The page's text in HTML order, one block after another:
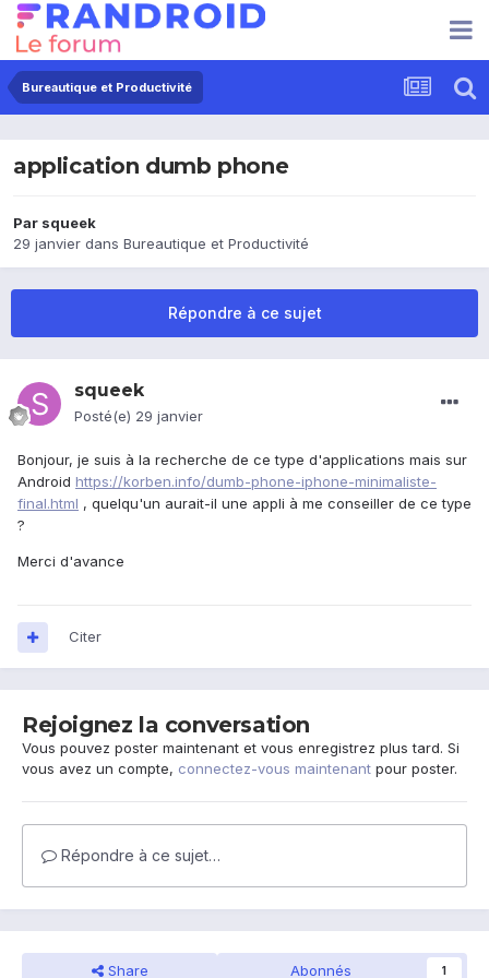
Bureautique et Productivité
application dumb phone
Par squeek
29 janvier dans Bureautique et Productivité
Répondre à ce sujet
squeek
Posté(e) 29 janvier
Bonjour, je suis à la recherche de ce type d'applications mais sur
Android https://korben.info/dumb-phone-iphone-minimaliste-
final.html , quelqu'un aurait-il une appli à me conseiller de ce type
?
Merci d'avance
Citer
Rejoignez la conversation
Vous pouvez poster maintenant et vous enregistrez plus tard. Si
vous avez un compte, connectez-vous maintenant pour poster.
Répondre à ce sujet…
Share Abonnés 1